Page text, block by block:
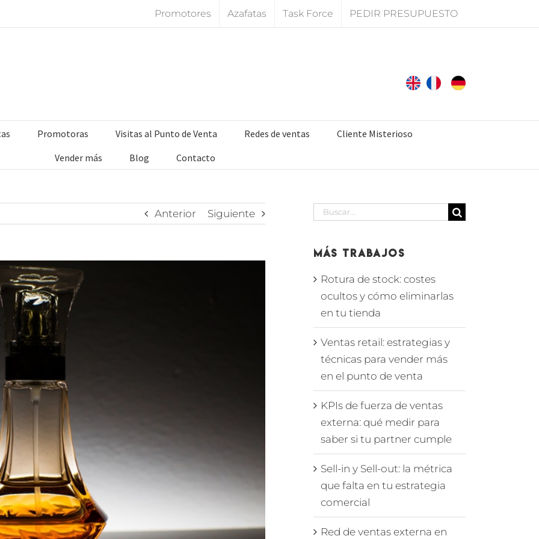
Promotores Azafatas Task Force PEDIR PRESUPUESTO
Promotoras Visitas al Punto de Venta Redes de ventas
Cliente Misterioso
Vender más
Blog Contacto
Anterior Siguiente Buscar:
Más Trabajos
Rotura de stock: costes
ocultos y cómo eliminarlas
en tu tienda
Ventas retail: estrategias y
técnicas para vender más
en el punto de venta
KPIs de fuerza de ventas
externa: qué medir para
saber si tu partner cumple
Sell-in y Sell-out: la métrica
que falta en tu estrategia
comercial
Red de ventas externa en